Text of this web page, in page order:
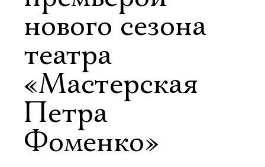
нового сезона
театра
«Мастерская
Петра
Фоменко»